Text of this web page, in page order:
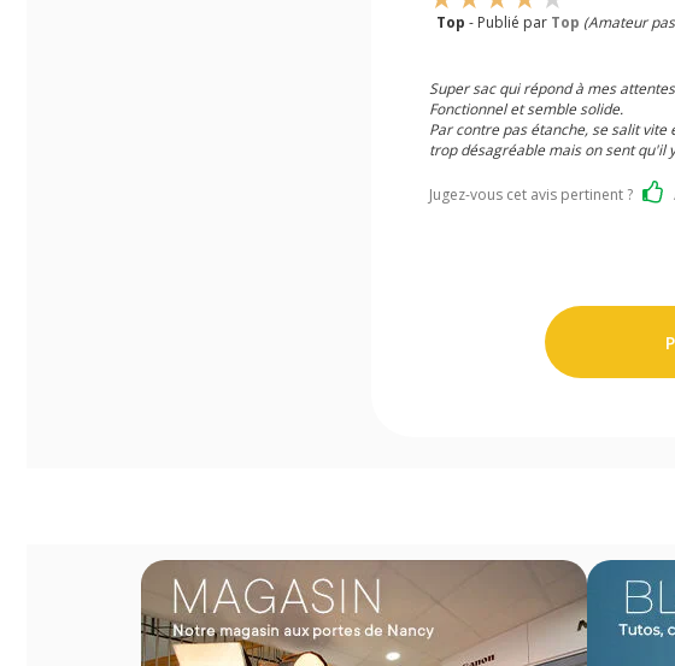
Top - Publié par Top (Amateur
Super sac qui répond à mes
Fonctionnel et semble solide.
Par contre pas étanche, se salit
trop désagréable mais on sent qu'il
Jugez-vous cet avis pertinent ?